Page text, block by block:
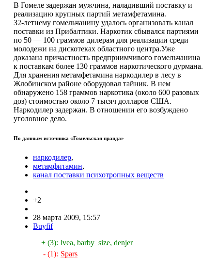
В Гомеле задержан мужчина, наладивший поставку и
реализацию крупных партий метамфетамина.
32-летнему гомельчанину удалось организовать канал
поставки из Прибалтики. Наркотик сбывался партиями
по 50 — 100 граммов дилерам для реализации среди
молодежи на дискотеках областного центра.Уже
доказана причастность предприимчивого гомельчанина
к поставкам более 130 граммов наркотического дурмана.
Для хранения метамфетамина наркодилер в лесу в
Жлобинском районе оборудовал тайник. В нем
обнаружено 158 граммов наркотика (около 600 разовых
доз) стоимостью около 7 тысяч долларов США.
Наркодилер задержан. В отношении его возбуждено
уголовное дело.
По данным источника «Гомельская правда»
наркодилер,
метамфитамин,
канал поставки психотропных веществ
+2
28 марта 2009, 15:57
Buyfif
+ (3): lvea, barby_size, denjer
- (1): Spars